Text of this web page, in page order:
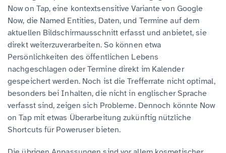
Now on Tap, eine kontextsensitive Variante von Google
Now, die Named Entities, Daten, und Termine auf dem
aktuellen Bildschirmausschnitt erfasst und anbietet, sie
direkt weiterzuverarbeiten. So können etwa
Persönlichkeiten des öffentlichen Lebens
nachgeschlagen oder Termine direkt im Kalender
gespeichert werden. Noch ist die Trefferrate nicht optimal,
besonders bei Inhalten, die nicht in englischer Sprache
verfasst sind, zeigen sich Probleme. Dennoch könnte Now
on Tap mit etwas Überarbeitung zukünftig nützliche
Shortcuts für Poweruser bieten.